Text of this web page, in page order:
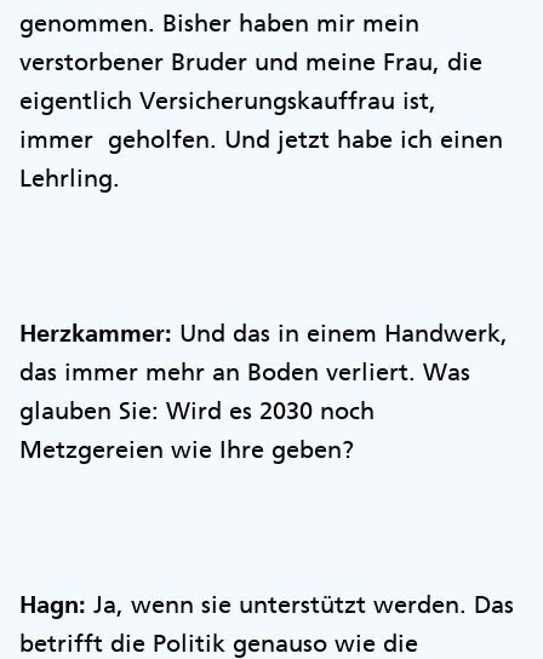
genommen. Bisher haben mir mein
verstorbener Bruder und meine Frau, die
eigentlich Versicherungskauffrau ist,
immer geholfen. Und jetzt habe ich einen
Lehrling.
Herzkammer: Und das in einem Handwerk,
das immer mehr an Boden verliert. Was
glauben Sie: Wird es 2030 noch
Metzgereien wie Ihre geben?
Hagn: Ja, wenn sie unterstützt werden. Das
betrifft die Politik genauso wie die